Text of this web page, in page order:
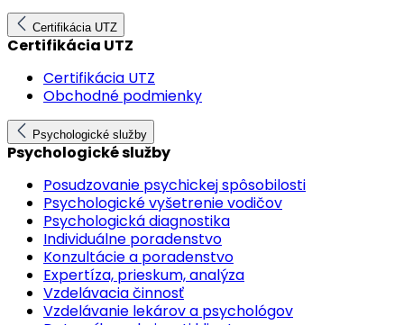
Certifikácia UTZ
Certifikácia UTZ
Certifikácia UTZ
Obchodné podmienky
Psychologické služby
Psychologické služby
Posudzovanie psychickej spôsobilosti
Psychologické vyšetrenie vodičov
Psychologická diagnostika
Individuálne poradenstvo
Konzultácie a poradenstvo
Expertíza, prieskum, analýza
Vzdelávacia činnosť
Vzdelávanie lekárov a psychológov